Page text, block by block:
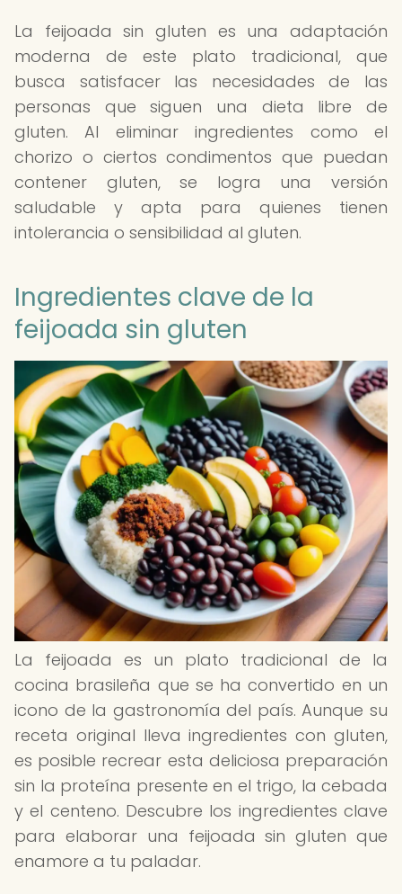
La feijoada sin gluten es una adaptación
moderna de este plato tradicional, que
busca satisfacer las necesidades de las
personas que siguen una dieta libre de
gluten. Al eliminar ingredientes como el
chorizo o ciertos condimentos que puedan
contener gluten, se logra una versión
saludable y apta para quienes tienen
intolerancia o sensibilidad al gluten.
Ingredientes clave de la
feijoada sin gluten
La feijoada es un plato tradicional de la
cocina brasileña que se ha convertido en un
icono de la gastronomía del país. Aunque su
receta original lleva ingredientes con gluten,
es posible recrear esta deliciosa preparación
sin la proteína presente en el trigo, la cebada
y el centeno. Descubre los ingredientes clave
para elaborar una feijoada sin gluten que
enamore a tu paladar.